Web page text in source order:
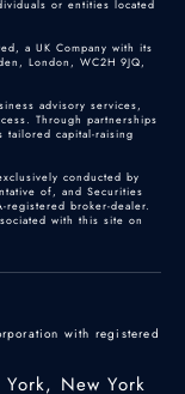
or entities located
a UK Company with its
London, WC2H 9JQ,
advisory services,
Through partnerships
tailored capital-raising
conducted by
of, and Securities
registered broker-dealer.
with this site on
with registered
New York